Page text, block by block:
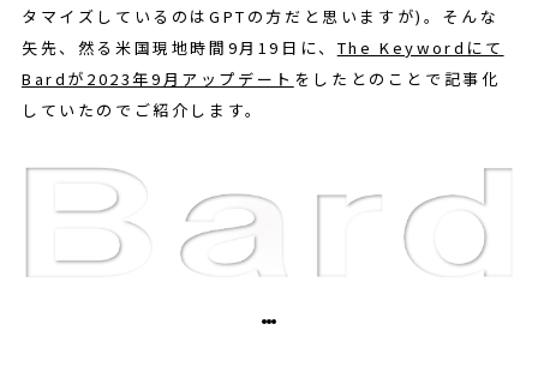
タマイズしているのはGPTの方だと思いますが)。そんな
矢先、然る米国現地時間9月19日に、 The Keywordにて
Bardが2023年9月アップデート をしたとのことで記事化
していたのでご紹介します。